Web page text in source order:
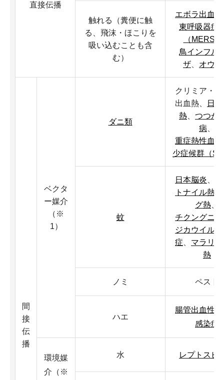
直接伝播
触れる（糞便に触
る、飛沫・ほこりを
吸い込むことも含
む）
エボラ出血熱
東呼吸器症
（MERS）
鳥インフル
ザ
オウ
間
接
伝
播
ベクタ
ー媒介
（※
1）
ダニ類
クリミア・
出血熱、
日
熱
つつが
病
重症熱性血
少症候群（
蚊
日本脳炎
トナイル熱
グ熱
チクングニ
ジカウイル
症
マラリア
熱
ノミ ペスト
ハエ
腸管出血性
感染症
環境媒
介（※
水 レプトスピ